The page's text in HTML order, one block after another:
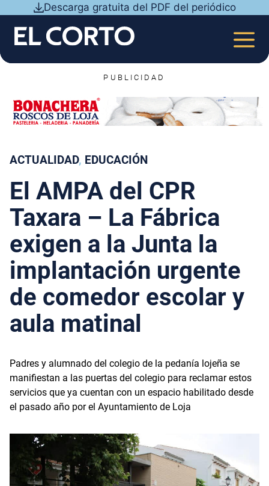
contenido
Descarga gratuita del PDF del periódico
PUBLICIDAD
ACTUALIDAD, EDUCACIÓN
El AMPA del CPR
Taxara – La Fábrica
exigen a la Junta la
implantación urgente
de comedor escolar y
aula matinal
Padres y alumnado del colegio de la pedanía lojeña se
manifiestan a las puertas del colegio para reclamar estos
servicios que ya cuentan con un espacio habilitado desde
el pasado año por el Ayuntamiento de Loja